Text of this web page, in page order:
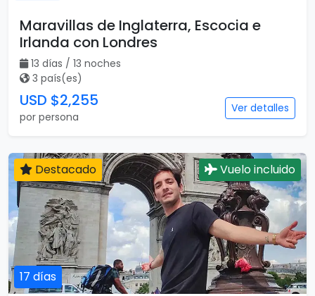
Maravillas de Inglaterra, Escocia e
Irlanda con Londres
13 días / 13 noches
3 país(es)
USD $2,255
por persona
Ver detalles
17 días
Destacado Vuelo incluido